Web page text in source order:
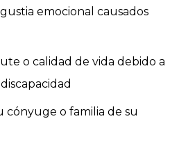
emocional causados
o calidad de vida debido a
cónyuge o familia de su